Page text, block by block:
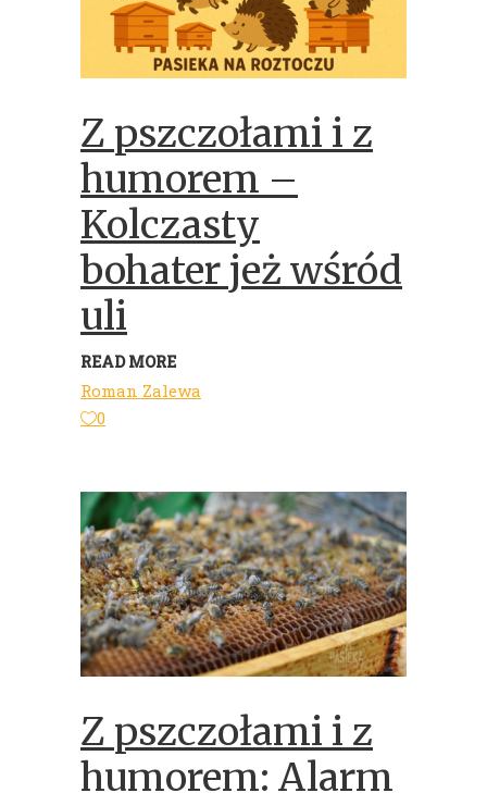
Z pszczołami i z
humorem –
Kolczasty
bohater jeż wśród
uli
READ MORE
Roman Zalewa
0
Z pszczołami i z
humorem: Alarm